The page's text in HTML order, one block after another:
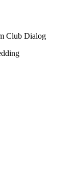
Club Dialog